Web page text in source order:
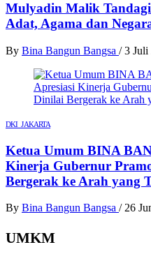
Mulyadin Malik
Adat, Agama dan
By Bina Bangun Bangsa / 3 Juli
DKI JAKARTA
Ketua Umum BINA
Kinerja Gubernur
Bergerak ke Arah yang
By Bina Bangun Bangsa / 26
UMKM